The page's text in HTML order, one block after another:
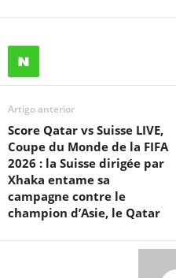
Artigo anterior
Score Qatar vs Suisse LIVE,
Coupe du Monde de la FIFA
2026 : la Suisse dirigée par
Xhaka entame sa
campagne contre le
champion d’Asie, le Qatar